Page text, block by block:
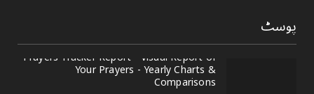
پوسٹ
Prayers Tracker Report - Visual Report of
Your Prayers - Yearly Charts &
Comparisons